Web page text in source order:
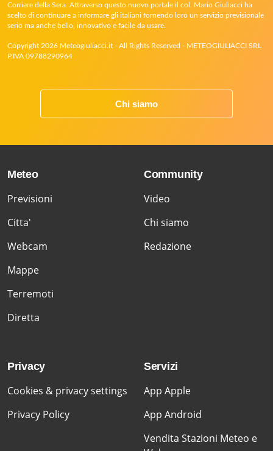
Corriere della Sera. Attraverso questo nuovo portale il col. Mario Giuliacci ha
scelto di continuare a informare gli italiani fornendo loro un servizio previsionale
serio ma anche bello, innovativo e facile da usare.
Copyright 2026 Meteogiuliacci.it - All Rights Reserved - METEOGIULIACCI SRL
P.IVA 09788290964
Chi siamo
Meteo
Previsioni
Citta'
Webcam
Mappe
Terremoti
Diretta
Community
Video
Chi siamo
Redazione
Privacy
Cookies & privacy settings
Privacy Policy
Servizi
App Apple
App Android
Vendita Stazioni Meteo e